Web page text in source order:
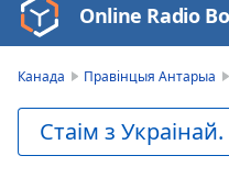
Video
Player
Video
Online Radio
Канада Правінцыя Антарыа
Стаім з